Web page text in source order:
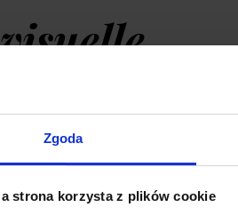
Zgoda
strona korzysta z plików cookie
an
Plüschfiguren
Ihres Babys